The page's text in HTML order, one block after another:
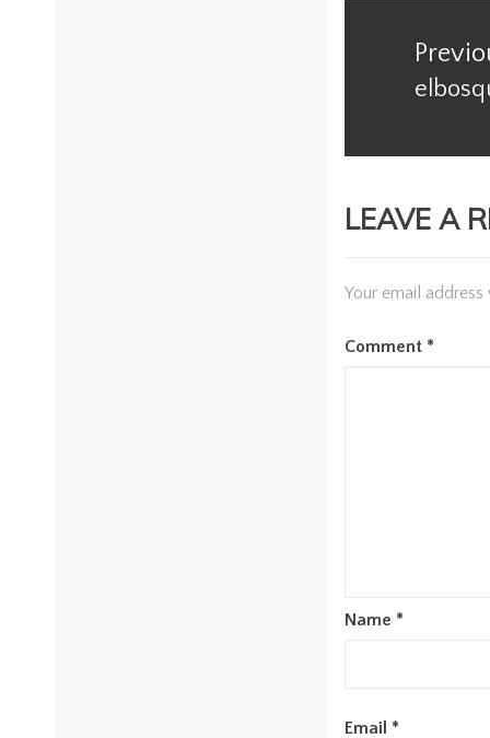
navigation
LEAVE A
Your email
Comment *
Name *
Email *